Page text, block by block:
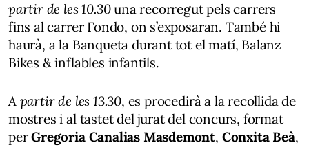
partir de les 10.30una recorregut pels carrers
fins al carrer Fondo, on s’exposaran. També hi
haurà, a la Banqueta durant tot el matí, Balanz
Bikes & inflables infantils.
A partir de les 13.30, es procedirà a la recollida de
mostres i al tastet del jurat del concurs, format
perGregoria Canalias Masdemont, Conxita Beà,